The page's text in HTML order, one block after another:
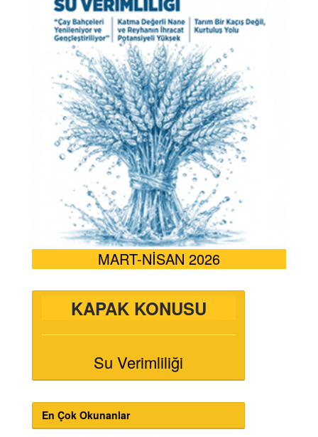
MART-NİSAN 2026
KAPAK KONUSU
Su Verimliliği
En Çok Okunanlar